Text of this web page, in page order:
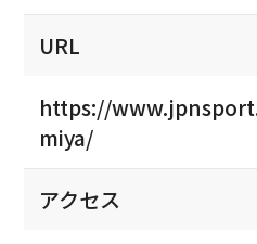
URL
https://
miya/
アクセス